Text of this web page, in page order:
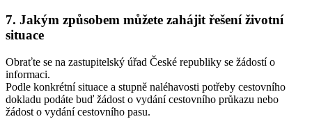
7. Jakým způsobem můžete zahájit řešení životní
situace
Obraťte se na zastupitelský úřad České republiky se žádostí o
informaci.
Podle konkrétní situace a stupně naléhavosti potřeby cestovního
dokladu podáte buď žádost o vydání cestovního průkazu nebo
žádost o vydání cestovního pasu.